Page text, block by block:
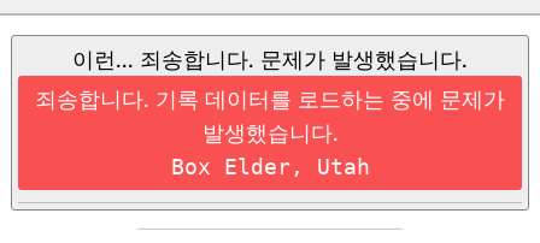
이런... 죄송합니다. 문제가 발생했습니다.
죄송합니다. 기록 데이터를 로드하는 중에 문제가
발생했습니다.
Box Elder, Utah